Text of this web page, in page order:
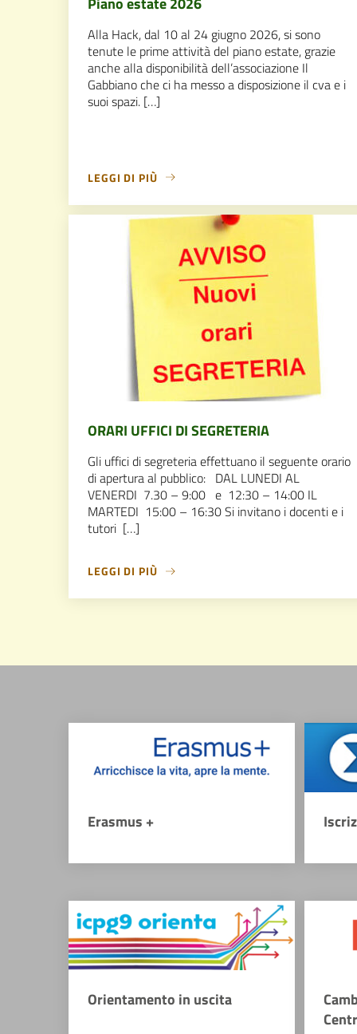
Alla Hack, dal 10 al 24 giugno 2026, si sono
tenute le prime attività del piano estate, grazie
anche alla disponibilità dell’associazione Il
Gabbiano che ci ha messo a disposizione il cva e i
suoi spazi. […]
LEGGI DI PIÙ
ORARI UFFICI DI SEGRETERIA
Gli uffici di segreteria effettuano il seguente orario
di apertura al pubblico: DAL LUNEDI AL
VENERDI 7.30 – 9:00 e 12:30 – 14:00 IL
MARTEDI 15:00 – 16:30 Si invitano i docenti e i
tutori […]
LEGGI DI PIÙ
Erasmus +
Orientamento in uscita